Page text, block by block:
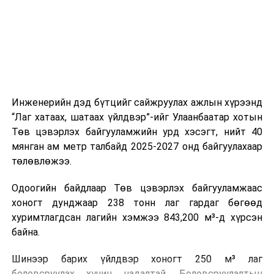
өдөр тутмын ажлын бэлэн байдлыг хангах зэрэг
практик ур чадварыг сургалтын хөтөлбөрт тусгажээ.
Сургалтыг танилцуулах лекц, асуулт-хариулт,
жишээнд суурилсан сургалт, багаар ажиллах дасгал,
танилцах, онцгой нөхцөлд ажиллах дадлага зэрэг
онол, практик хосолсон хэлбэрээр зохион байгуулж
байна.
зохион байгуулах Үндэсний хорооны Ажлын алба,
Инженерийн дэд бүтцийг сайжруулах ажлын хүрээнд
“Лаг хатаах, шатаах үйлдвэр”-ийг Улаанбаатар хотын
Төв цэвэрлэх байгууламжийн урд хэсэгт, нийт 40
мянган ам метр талбайд 2025-2027 онд байгуулахаар
төлөвлөжээ.
Одоогийн байдлаар Төв цэвэрлэх байгууламжаас
хоногт дунджаар 238 тонн лаг гардаг бөгөөд
хуримтлагдсан лагийн хэмжээ 843,200 м³-д хүрсэн
байна.
Шинээр барих үйлдвэр хоногт 250 м³ лаг